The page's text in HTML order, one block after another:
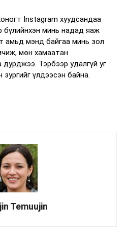
Instagram хуудсандаа
бүлийнхэн минь надад яаж
амьд мэнд байгаа минь зол
мөн хамаатан
Тэрбээр удалгүй уг
үлдээсэн байна.
Temuujin